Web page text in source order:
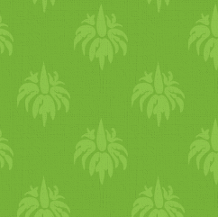
hogy egy
de ne
a szép
értékes
- ezt tarja a
az
nyákos